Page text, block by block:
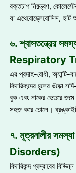
রক্তচাপ নিয়ন্ত্রণ,
যা এথেরোস্ক্লেরোসিস,
৬. শ্বাসতন্ত্রের
Respiratory
এর প্রদাহ-রোধী, অ্যান্টি-
বিদারিকন্দের মূলের গুঁড়ো
বুক এবং নাকের ভেতরে জমে
সহজ করে তোলে।
৭. মূত্রনালীর
Disorders)
বিদারিকন্দ প্রস্রাবের